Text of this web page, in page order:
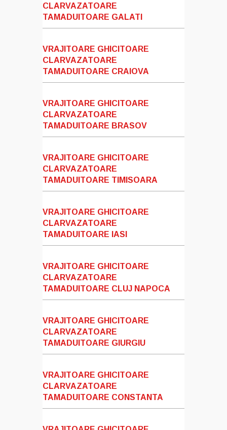
CLARVAZATOARE
TAMADUITOARE GALATI
VRAJITOARE GHICITOARE
CLARVAZATOARE
TAMADUITOARE CRAIOVA
VRAJITOARE GHICITOARE
CLARVAZATOARE
TAMADUITOARE BRASOV
VRAJITOARE GHICITOARE
CLARVAZATOARE
TAMADUITOARE TIMISOARA
VRAJITOARE GHICITOARE
CLARVAZATOARE
TAMADUITOARE IASI
VRAJITOARE GHICITOARE
CLARVAZATOARE
TAMADUITOARE CLUJ NAPOCA
VRAJITOARE GHICITOARE
CLARVAZATOARE
TAMADUITOARE GIURGIU
VRAJITOARE GHICITOARE
CLARVAZATOARE
TAMADUITOARE CONSTANTA